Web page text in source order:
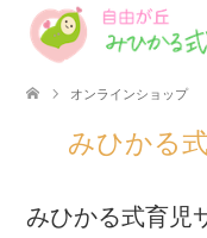
オンラインショップ
みひかる
みひかる式育児